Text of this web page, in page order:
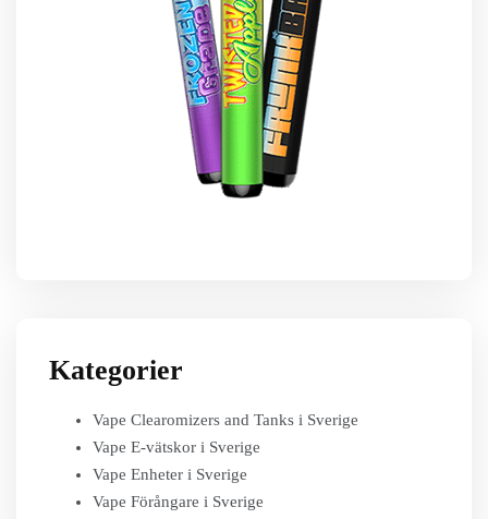
Kategorier
Vape Clearomizers and Tanks i Sverige
Vape E-vätskor i Sverige
Vape Enheter i Sverige
Vape Förångare i Sverige